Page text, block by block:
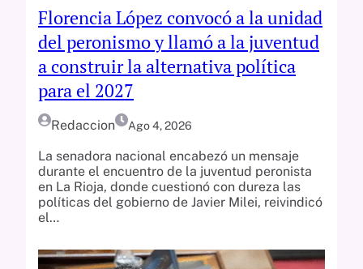
Florencia López convocó a la unidad
del peronismo y llamó a la juventud
a construir la alternativa política
para el 2027
Redaccion Ago 4, 2026
La senadora nacional encabezó un mensaje
durante el encuentro de la juventud peronista
en La Rioja, donde cuestionó con dureza las
políticas del gobierno de Javier Milei, reivindicó
el…